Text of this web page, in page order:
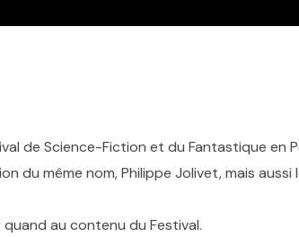
de Science-Fiction et du Fantastique
du même nom, Philippe Jolivet, mais
au contenu du Festival.